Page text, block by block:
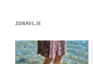
ZDRAVLJE